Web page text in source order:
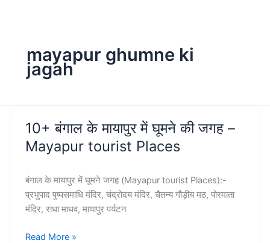
mayapur ghumne ki
jagah
10+ बंगाल के मायापुर में घूमने की जगह –
Mayapur tourist Places
बंगाल के मायापुर में घूमने जगह (Mayapur tourist Places):-
प्रभुपाद पुष्पसमाधि मंदिर, चंद्रोदय मंदिर, चैतन्य गौड़ीय मठ, पोरमाता
मंदिर, राधा माधव, मायापुर पर्यटन
10+
Read More »